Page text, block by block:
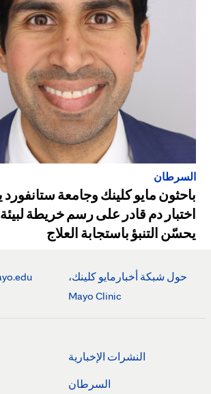
السرطان
باحثون مايو كلينك وجامعة
اختبار دم قادر على رسم خريطة
يحسّن التنبؤ باستجابة العلاج
حول شبكة أخبارمايو كلينك،
Mayo Clinic
النشرات الإخبارية
السرطان